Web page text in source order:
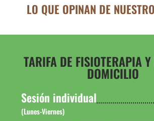
LO QUE OPINAN DE
TARIFA DE FISIOTERAPIA
DOMICILIO
Sesión individual
(Lunes-Viernes)